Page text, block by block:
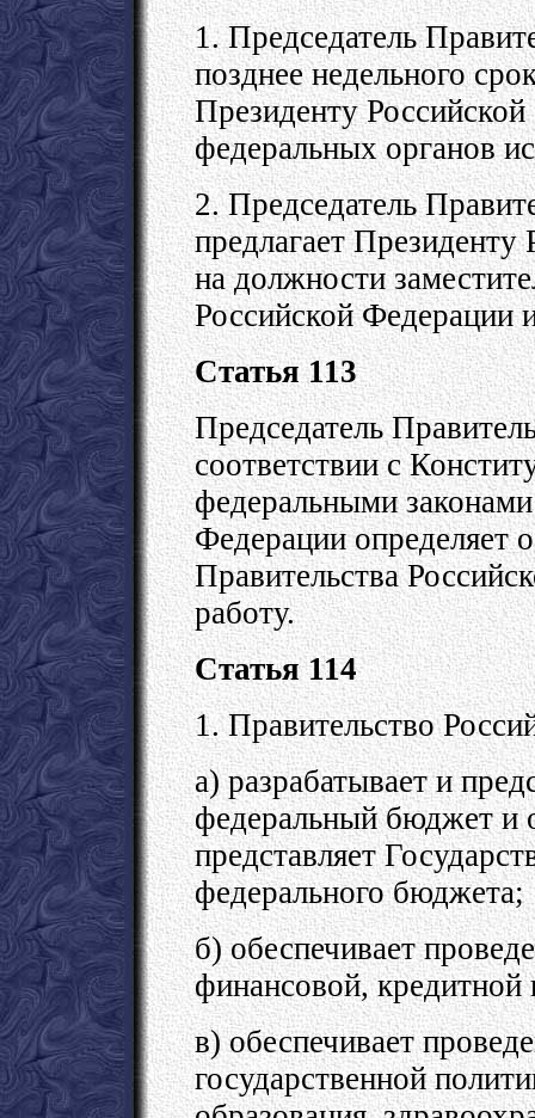
1. Председатель
позднее недельного
Президенту
федеральных органов
2. Председатель
предлагает
на должности
Российской Федерации
Статья 113
Председатель
соответствии с
федеральными
Федерации определяет
Правительства
работу.
Статья 114
1. Правительство
а) разрабатывает и
федеральный бюджет и
представляет
федерального бюджета;
б) обеспечивает
финансовой,
в) обеспечивает
государственной